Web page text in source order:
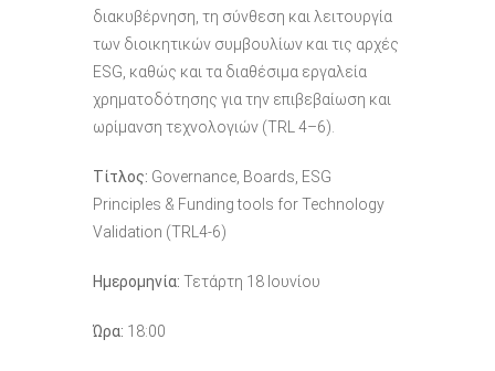
διακυβέρνηση, τη σύνθεση και λειτουργία
των διοικητικών συμβουλίων και τις αρχές
ESG, καθώς και τα διαθέσιμα εργαλεία
χρηματοδότησης για την επιβεβαίωση και
ωρίμανση τεχνολογιών (TRL 4–6).
Τίτλος: Governance, Boards, ESG
Principles & Funding tools for Technology
Validation (TRL4-6)
Ημερομηνία: Τετάρτη 18 Ιουνίου
Ώρα: 18:00